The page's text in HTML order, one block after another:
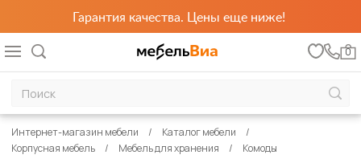
Гарантия качества. Цены еще ниже!
0
Интернет-магазин мебели
Каталог мебели
Корпусная мебель
Мебель для хранения Комоды